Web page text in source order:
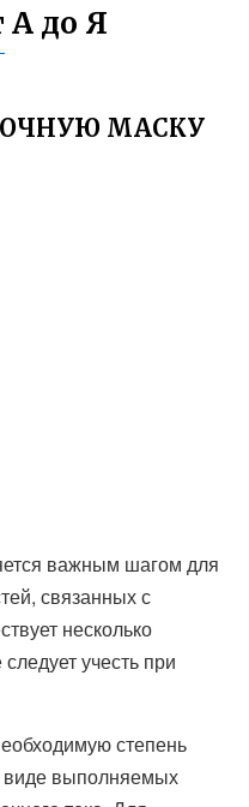
А до Я
МАСКУ
важным шагом для
связанных с
несколько
учесть при
степень
виде выполняемых